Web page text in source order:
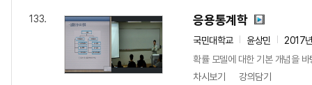
133. 응용통계학
국민대학교 윤상민
2017
확률 모델에 대한 기본 개념을
차시보기
강의담기